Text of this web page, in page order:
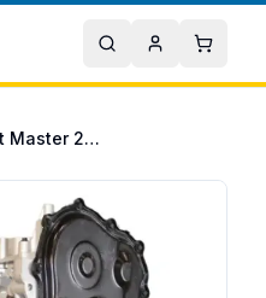
Sök Mitt konto
Motor till Renault Master 2012/03- 2.3 dCi 130 bakhjulsdrift